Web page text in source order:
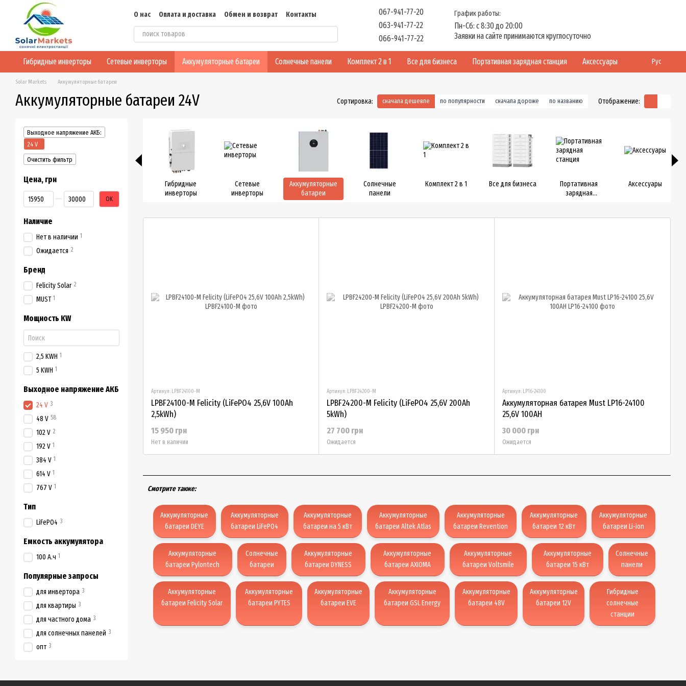
Перейти к основному контенту
О нас Оплата и доставка Обмен и возврат
Контакты
Блог
Конфиденциальность Отзывы
067-941-77-20
063-941-77-22
066-941-77-22
График работы:
Пн-Сб: с 8:30 до 20:00
Заявки на сайте принимаются круглосуточно
Гибридные инверторы Сетевые инверторы Аккумуляторные батареи Солнечные панели Комплект 2 в 1 Все для бизнеса Портативная зарядная станция Аксессуары Рус
Solar Markets Аккумуляторные батареи
Аккумуляторные батареи 24V Сортировка: сначала дешевле по популярности сначала дороже по названию Отображение:
Гибридные
инверторы
Сетевые
инверторы
Аккумуляторные
батареи
Солнечные
панели
Комплект 2 в 1 Все для бизнеса
Портативная
зарядная
Аксессуары
Смотрите также:
Аккумуляторные
батареи DEYE
Аккумуляторные
батареи LiFePO4
Аккумуляторные
батареи на 5 кВт
Аккумуляторные
батареи Altek Atlas
Аккумуляторные
батареи Revention
Аккумуляторные
батареи 12 кВт
Аккумуляторные
батареи Li-ion
Аккумуляторные
батареи Pylontech
Солнечные
батареи
Аккумуляторные
батареи DYNESS
Аккумуляторные
батареи AXIOMA
Аккумуляторные
батареи Voltsmile
Аккумуляторные
батареи 15 кВт
Солнечные
панели
Аккумуляторные
батареи Felicity Solar
Аккумуляторные
батареи PYTES
Аккумуляторные
батареи EVE
Аккумуляторные
батареи GSL Energy
Аккумуляторные
батареи 48V
Аккумуляторные
батареи 12V
Гибридные
солнечные
станции
Артикул: LPBF24100-M
LPBF24100-M Felicity (LiFePO4 25,6V 100Ah
2,5kWh)
15 950 грн
Нет в наличии
Артикул: LPBF24200-M
LPBF24200-M Felicity (LiFePO4 25,6V 200Ah
5kWh)
27 700 грн
Ожидается
Артикул: LP16-24100
Аккумуляторная батарея Must LP16-24100
25,6V 100AH
30 000 грн
Ожидается
Выходное напряжение АКБ:
24 V
Очистить фильтр
Цена, грн
От Цена, грн
До Цена, грн OK
Наличие
Нет в наличии 1
Ожидается 2
Бренд
Felicity Solar 2
MUST 1
Мощность KW
2,5 KWH 1
5 KWH 1
Выходное напряжение АКБ
24 V 3
48 V 58
102 V 2
192 V 1
384 V 1
614 V 1
767 V 1
Тип
LiFePO4 3
Емкость аккумулятора
100 А.ч 1
Популярные запросы
для инвертора 3
для квартиры 3
для частного дома 3
для солнечных панелей 3
опт 3